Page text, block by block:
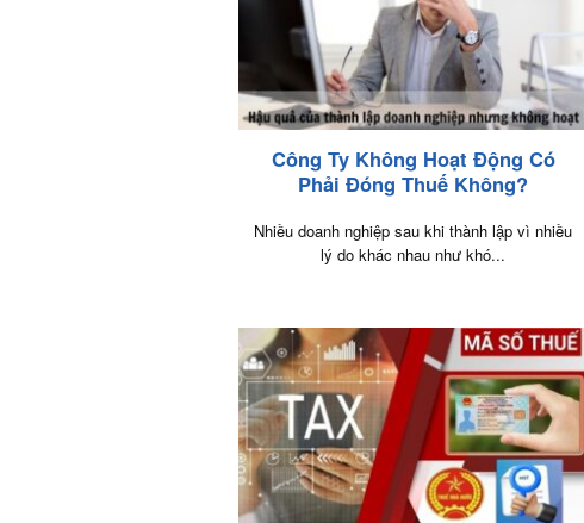
Công Ty Không Hoạt Động Có
Phải Đóng Thuế Không?
Nhiều doanh nghiệp sau khi thành lập vì nhiều
lý do khác nhau như khó...